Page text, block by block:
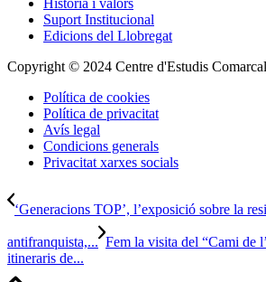
Història i valors
Suport Institucional
Edicions del Llobregat
Copyright © 2024 Centre d'Estudis
Política de cookies
Política de privacitat
Avís legal
Condicions generals
Privacitat xarxes socials
‘Generacions TOP’, l’exposició sobre la
antifranquista,... Fem la visita del “Cami de
itineraris de...